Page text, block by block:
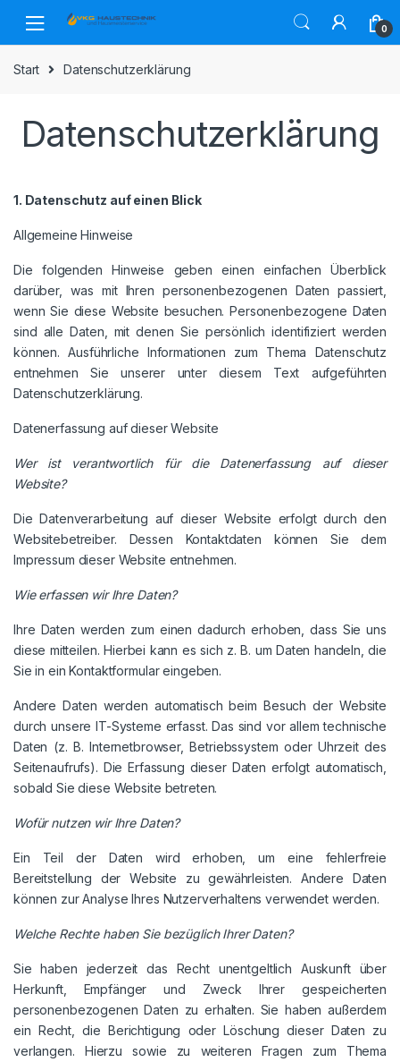
navigation
content
0
Start Datenschutzerklärung
Datenschutzerklärung
1. Datenschutz auf einen Blick
Allgemeine Hinweise
Die folgenden Hinweise geben einen einfachen Überblick
darüber, was mit Ihren personenbezogenen Daten passiert,
wenn Sie diese Website besuchen. Personenbezogene Daten
sind alle Daten, mit denen Sie persönlich identifiziert werden
können. Ausführliche Informationen zum Thema Datenschutz
entnehmen Sie unserer unter diesem Text aufgeführten
Datenschutzerklärung.
Datenerfassung auf dieser Website
Wer ist verantwortlich für die Datenerfassung auf dieser
Website?
Die Datenverarbeitung auf dieser Website erfolgt durch den
Websitebetreiber. Dessen Kontaktdaten können Sie dem
Impressum dieser Website entnehmen.
Wie erfassen wir Ihre Daten?
Ihre Daten werden zum einen dadurch erhoben, dass Sie uns
diese mitteilen. Hierbei kann es sich z. B. um Daten handeln, die
Sie in ein Kontaktformular eingeben.
Andere Daten werden automatisch beim Besuch der Website
durch unsere IT-Systeme erfasst. Das sind vor allem technische
Daten (z. B. Internetbrowser, Betriebssystem oder Uhrzeit des
Seitenaufrufs). Die Erfassung dieser Daten erfolgt automatisch,
sobald Sie diese Website betreten.
Wofür nutzen wir Ihre Daten?
Ein Teil der Daten wird erhoben, um eine fehlerfreie
Bereitstellung der Website zu gewährleisten. Andere Daten
können zur Analyse Ihres Nutzerverhaltens verwendet werden.
Welche Rechte haben Sie bezüglich Ihrer Daten?
Sie haben jederzeit das Recht unentgeltlich Auskunft über
Herkunft, Empfänger und Zweck Ihrer gespeicherten
personenbezogenen Daten zu erhalten. Sie haben außerdem
ein Recht, die Berichtigung oder Löschung dieser Daten zu
verlangen. Hierzu sowie zu weiteren Fragen zum Thema